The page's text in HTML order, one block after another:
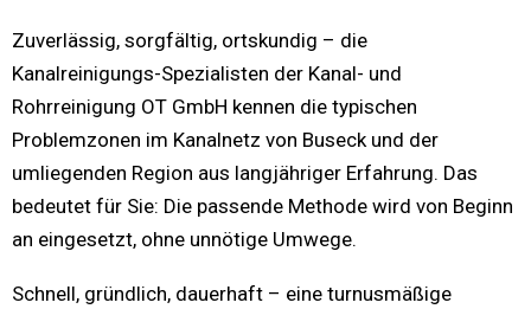
Zuverlässig, sorgfältig, ortskundig – die
Kanalreinigungs-Spezialisten der Kanal- und
Rohrreinigung OT GmbH kennen die typischen
Problemzonen im Kanalnetz von Buseck und der
umliegenden Region aus langjähriger Erfahrung. Das
bedeutet für Sie: Die passende Methode wird von Beginn
an eingesetzt, ohne unnötige Umwege.
Schnell, gründlich, dauerhaft – eine turnusmäßige